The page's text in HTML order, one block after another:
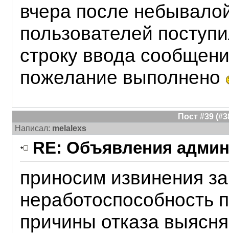
вчера после
пользователей
строку ввода
пожелание выполнено
Пост #39
Написал: melalexs
RE: Объявления
приносим извинения
неработоспособность
причины отказа